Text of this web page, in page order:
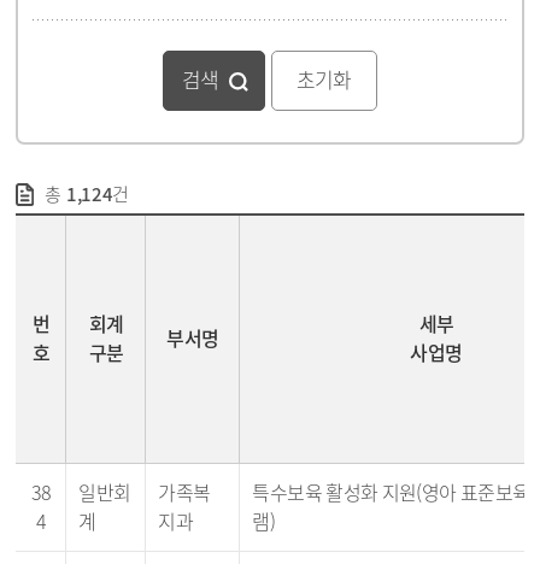
검색
총 1,124건
번
호
회계
구분
부서명
세부
사업명
38
4
일반회
계
가족복
지과
특수보육 활성화 지원(영아 표준보육
램)